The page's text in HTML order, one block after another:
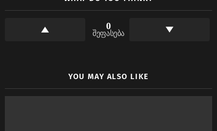
0
შეფასება
YOU MAY ALSO LIKE